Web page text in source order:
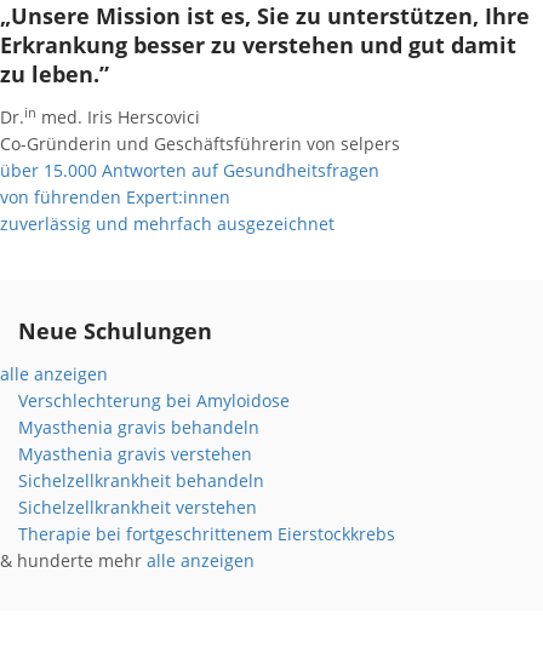
„Unsere Mission ist es, Sie zu unterstützen, Ihre
Erkrankung besser zu verstehen und gut damit
zu leben.”
Dr.in med. Iris Herscovici
Co-Gründerin und Geschäftsführerin von selpers
über 15.000 Antworten auf Gesundheitsfragen
von führenden Expert:innen
zuverlässig und mehrfach ausgezeichnet
Neue Schulungen
alle anzeigen
Verschlechterung bei Amyloidose
Myasthenia gravis behandeln
Myasthenia gravis verstehen
Sichelzellkrankheit behandeln
Sichelzellkrankheit verstehen
Therapie bei fortgeschrittenem Eierstockkrebs
& hunderte mehr alle anzeigen